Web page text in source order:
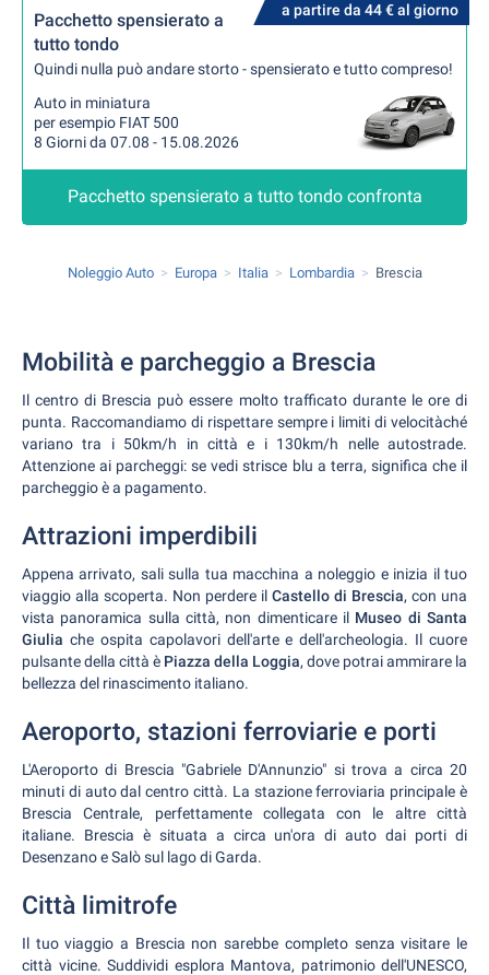
a partire da 44 € al giorno
Pacchetto spensierato a
tutto tondo
Quindi nulla può andare storto - spensierato e tutto compreso!
Auto in miniatura
per esempio FIAT 500
8 Giorni da 07.08 - 15.08.2026
Pacchetto spensierato a tutto tondo confronta
Noleggio Auto Europa Italia Lombardia Brescia
Mobilità e parcheggio a Brescia
Il centro di Brescia può essere molto trafficato durante le ore di
punta. Raccomandiamo di rispettare sempre i limiti di velocitàché
variano tra i 50km/h in città e i 130km/h nelle autostrade.
Attenzione ai parcheggi: se vedi strisce blu a terra, significa che il
parcheggio è a pagamento.
Attrazioni imperdibili
Appena arrivato, sali sulla tua macchina a noleggio e inizia il tuo
viaggio alla scoperta. Non perdere il Castello di Brescia, con una
vista panoramica sulla città, non dimenticare il Museo di Santa
Giulia che ospita capolavori dell'arte e dell'archeologia. Il cuore
pulsante della città è Piazza della Loggia, dove potrai ammirare la
bellezza del rinascimento italiano.
Aeroporto, stazioni ferroviarie e porti
L'Aeroporto di Brescia "Gabriele D'Annunzio" si trova a circa 20
minuti di auto dal centro città. La stazione ferroviaria principale è
Brescia Centrale, perfettamente collegata con le altre città
italiane. Brescia è situata a circa un'ora di auto dai porti di
Desenzano e Salò sul lago di Garda.
Città limitrofe
Il tuo viaggio a Brescia non sarebbe completo senza visitare le
città vicine. Suddividi esplora Mantova, patrimonio dell'UNESCO,